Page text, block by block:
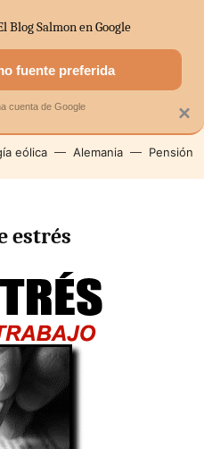
MERCADOS
eólica Alemania Pensión
estrés
×
Blog Salmon en Google
fuente preferida
cuenta de Google